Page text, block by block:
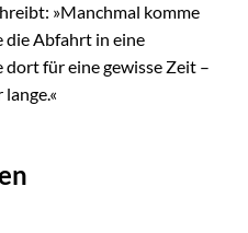
»Manchmal komme
die Abfahrt in eine
für eine gewisse Zeit –